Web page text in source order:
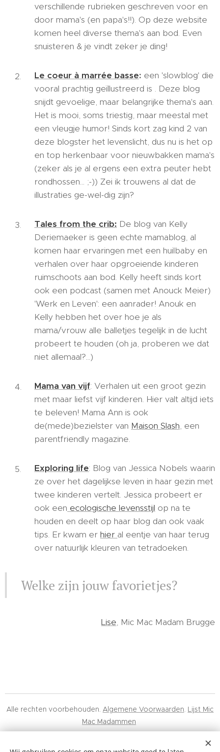
verschillende rubrieken geschreven voor en
door mama's (en papa's!!). Op deze website
komen heel diverse thema's aan bod. Even
snuisteren & je vindt zeker je ding!
Le coeur à marrée basse: een 'slowblog' die
vooral prachtig geïllustreerd is . Deze blog
snijdt gevoelige, maar belangrijke thema's aan.
Het is mooi, soms triestig, maar meestal met
een vleugje humor! Sinds kort zag kind 2 van
deze blogster het levenslicht, dus nu is het op
en top herkenbaar voor nieuwbakken mama's
(zeker als je al ergens een extra peuter hebt
rondhossen... ;-)) Zei ik trouwens al dat de
illustraties ge-wel-dig zijn?
Tales from the crib: De blog van Kelly
Deriemaeker is geen echte mamablog, al
komen haar ervaringen met een huilbaby en
verhalen over haar opgroeiende kinderen
ruimschoots aan bod. Kelly heeft sinds kort
ook een podcast (samen met Anouck Meier)
'Werk en Leven': een aanrader! Anouk en
Kelly hebben het over hoe je als
mama/vrouw alle balletjes tegelijk in de lucht
probeert te houden (oh ja, proberen we dat
niet allemaal?...)
Mama van vijf: Verhalen uit een groot gezin
met maar liefst vijf kinderen. Hier valt altijd iets
te beleven! Mama Ann is ook
de(mede)bezielster van Maison Slash, een
parentfriendly magazine.
Exploring life: Blog van Jessica Nobels waarin
ze over het dagelijkse leven in haar gezin met
twee kinderen vertelt. Jessica probeert er
ook een ecologische levensstijl op na te
houden en deelt op haar blog dan ook vaak
tips. Er kwam er hier al eentje van haar terug
over natuurlijk kleuren van tetradoeken.
Welke zijn jouw favorietjes?
Lise, Mic Mac Madam Brugge
Alle rechten voorbehouden. Algemene Voorwaarden. Lijst Mic
Mac Madammen
Mic Mac Minuscule BV, 0678.617.443, Hélène Maréchalhof 10A,